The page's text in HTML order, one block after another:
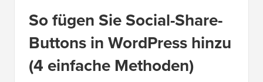
So fügen Sie Social-Share-
Buttons in WordPress hinzu
(4 einfache Methoden)